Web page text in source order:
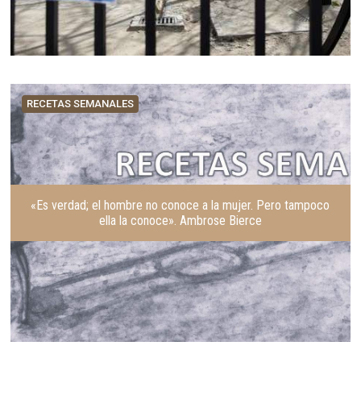
RECETAS SEMANALES
«Es verdad; el hombre no conoce a la mujer. Pero tampoco
ella la conoce». Ambrose Bierce